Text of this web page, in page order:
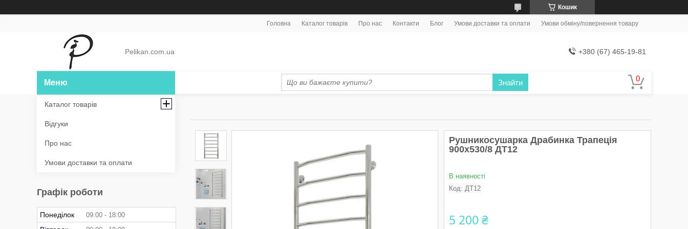
Кошик
Головна Каталог товарів Про нас Контакти Блог Умови доставки та оплати Умови обміну/повернення товару
Pelikan.com.ua +380 (67) 465-19-81
Знайти
Рушникосушарка Драбинка Трапеція
900х530/8 ДТ12
В наявності
Код: ДТ12
5 200 ₴
Каталог товарів
Відгуки
Про нас
Умови доставки та оплати
Графік роботи
Понеділок 09:00 18:00